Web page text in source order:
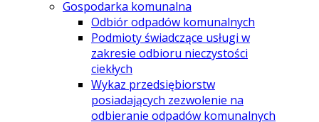
Gospodarka komunalna
Odbiór odpadów komunalnych
Podmioty świadczące usługi w
zakresie odbioru nieczystości
ciekłych
Wykaz przedsiębiorstw
posiadających zezwolenie na
odbieranie odpadów komunalnych